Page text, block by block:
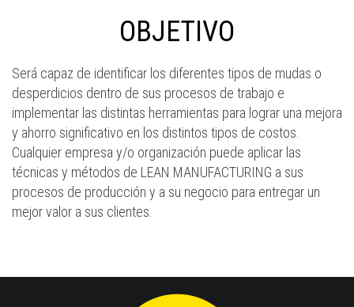
OBJETIVO
Será capaz de identificar los diferentes tipos de mudas o
desperdicios dentro de sus procesos de trabajo e
implementar las distintas herramientas para lograr una mejora
y ahorro significativo en los distintos tipos de costos.
Cualquier empresa y/o organización puede aplicar las
técnicas y métodos de LEAN MANUFACTURING a sus
procesos de producción y a su negocio para entregar un
mejor valor a sus clientes.